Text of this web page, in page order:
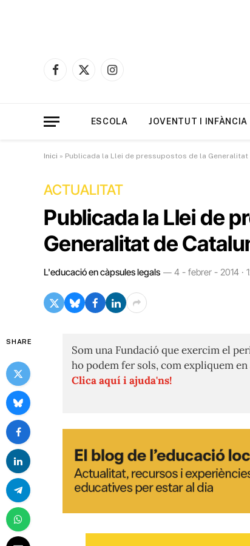
Facebook
X
Instagram
ESCOLA JOVENTUT I INFÀNCIA
Inici » Publicada la Llei de pressupostos de la Generalitat
ACTUALITAT
Publicada la Llei de
Generalitat de
L'educació en càpsules legals 4 - febrer - 2014 ·
SHARE
Som una Fundació que exercim el
ho podem fer sols, com expliquem en
Clica aquí i ajuda'ns!